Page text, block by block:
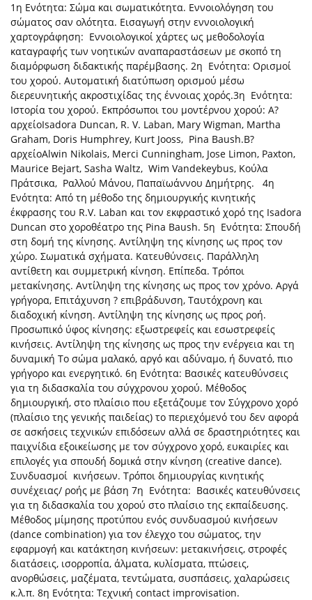
1η Ενότητα: Σώμα και σωματικότητα. Εννοιολόγηση του
σώματος σαν ολότητα. Εισαγωγή στην εννοιολογική
χαρτογράφηση: Εννοιολογικοί χάρτες ως μεθοδολογία
καταγραφής των νοητικών αναπαραστάσεων με σκοπό τη
διαμόρφωση διδακτικής παρέμβασης. 2η Ενότητα: Ορισμοί
του χορού. Αυτοματική διατύπωση ορισμού μέσω
διερευνητικής ακροστιχίδας της έννοιας χορός.3η Ενότητα:
Ιστορία του χορού. Εκπρόσωποι του μοντέρνου χορού: Α?
αρχείοIsadora Duncan, R. V. Laban, Mary Wigman, Martha
Graham, Doris Humphrey, Kurt Jooss, Pina Baush.Β?
αρχείοAlwin Nikolais, Merci Cunningham, Jose Limon, Paxton,
Maurice Bejart, Sasha Waltz, Wim Vandekeybus, Κούλα
Πράτσικα, Ραλλού Μάνου, Παπαϊωάννου Δημήτρης. 4η
Ενότητα: Από τη μέθοδο της δημιουργικής κινητικής
έκφρασης του R.V. Laban και τον εκφραστικό χορό της Isadora
Duncan στο χοροθέατρο της Pina Baush. 5η Ενότητα: Σπουδή
στη δομή της κίνησης. Αντίληψη της κίνησης ως προς τον
χώρο. Σωματικά σχήματα. Κατευθύνσεις. Παράλληλη
αντίθετη και συμμετρική κίνηση. Επίπεδα. Τρόποι
μετακίνησης. Αντίληψη της κίνησης ως προς τον χρόνο. Αργά
γρήγορα, Επιτάχυνση ? επιβράδυνση, Ταυτόχρονη και
διαδοχική κίνηση. Αντίληψη της κίνησης ως προς ροή.
Προσωπικό ύφος κίνησης: εξωστρεφείς και εσωστρεφείς
κινήσεις. Αντίληψη της κίνησης ως προς την ενέργεια και τη
δυναμική Το σώμα μαλακό, αργό και αδύναμο, ή δυνατό, πιο
γρήγορο και ενεργητικό. 6η Ενότητα: Βασικές κατευθύνσεις
για τη διδασκαλία του σύγχρονου χορού. Μέθοδος
δημιουργική, στο πλαίσιο που εξετάζουμε τον Σύγχρονο χορό
(πλαίσιο της γενικής παιδείας) το περιεχόμενό του δεν αφορά
σε ασκήσεις τεχνικών επιδόσεων αλλά σε δραστηριότητες και
παιχνίδια εξοικείωσης με τον σύγχρονο χορό, ευκαιρίες και
επιλογές για σπουδή δομικά στην κίνηση (creative dance).
Συνδυασμοί κινήσεων. Τρόποι δημιουργίας κινητικής
συνέχειας/ ροής με βάση 7η Ενότητα: Βασικές κατευθύνσεις
για τη διδασκαλία του χορού στο πλαίσιο της εκπαίδευσης.
Μέθοδος μίμησης προτύπου ενός συνδυασμού κινήσεων
(dance combination) για τον έλεγχο του σώματος, την
εφαρμογή και κατάκτηση κινήσεων: μετακινήσεις, στροφές
διατάσεις, ισορροπία, άλματα, κυλίσματα, πτώσεις,
ανορθώσεις, μαζέματα, τεντώματα, συσπάσεις, χαλαρώσεις
κ.λ.π. 8η Ενότητα: Τεχνική contact improvisation.